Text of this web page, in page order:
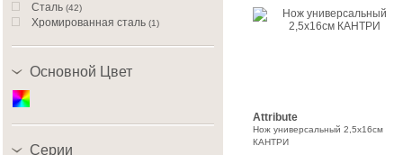
Сталь (42)
Хромированная сталь (1)
Основной Цвет
Серии
Attribute
Нож универсальный 2,5х16см
КАНТРИ